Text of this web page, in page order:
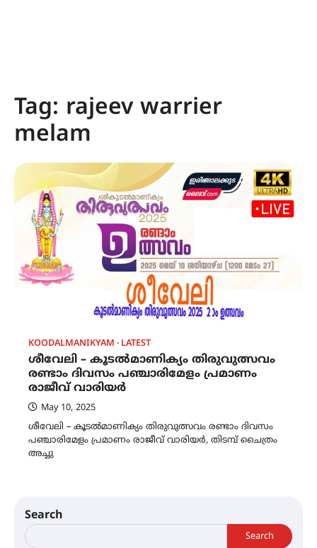
Tag: rajeev warrier
melam
KOODALMANIKYAM LATEST
ശീവേലി – കൂടൽമാണിക്യം തിരുവുത്സവം
രണ്ടാം ദിവസം പഞ്ചാരിമേളം പ്രമാണം
രാജീവ് വാരിയർ
May 10, 2025
ശീവേലി – കൂടൽമാണിക്യം തിരുവുത്സവം രണ്ടാം ദിവസം
പഞ്ചാരിമേളം പ്രമാണം രാജീവ് വാരിയർ, തിടമ്പ് ചൈത്രം
അച്ചു
Search
Search